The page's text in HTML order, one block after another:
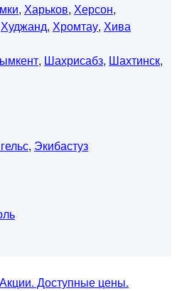
, Харьков, Херсон,
Худжанд, Хромтау, Хива
, Шахрисабз, Шахтинск,
, Экибастуз
Доступные цены.